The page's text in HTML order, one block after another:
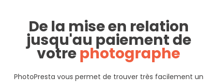
De la mise en relation
jusqu'au paiement de
votrephotographe
PhotoPresta vous permet de trouver très facilement un